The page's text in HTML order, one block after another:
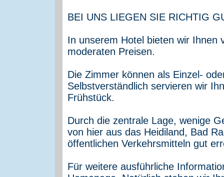
BEI UNS LIEGEN SIE RICHTIG
In unserem Hotel bieten wir Ihnen
moderaten Preisen.
Die Zimmer können als Einzel-
Selbstverständlich servieren wir
Frühstück.
Durch die zentrale Lage, wenige
von hier aus das Heidiland, Bad
öffentlichen Verkehrsmitteln gut
Für weitere ausführliche